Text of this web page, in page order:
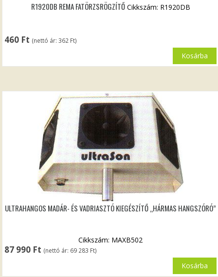
R1920DB REMA FATÖRZSRÖGZÍTŐ
460 Ft (nettó ár:362 Ft)
Cikkszám: R1920DB
Kosárba
ULTRAHANGOS MADÁR- ÉS VADRIASZTÓ KIEGÉSZÍTŐ „HÁRMAS HANGSZÓRÓ”
87 990 Ft (nettó ár: 69 283 Ft)
Cikkszám: MAXB502
Kosárba